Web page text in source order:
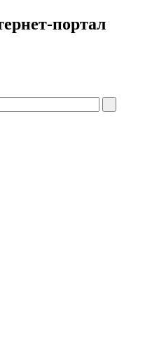
портал